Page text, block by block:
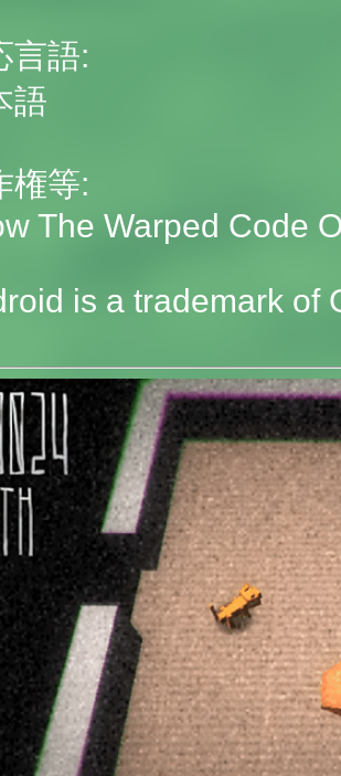
言語:
語
権等:
The Warped Code
is a trademark of